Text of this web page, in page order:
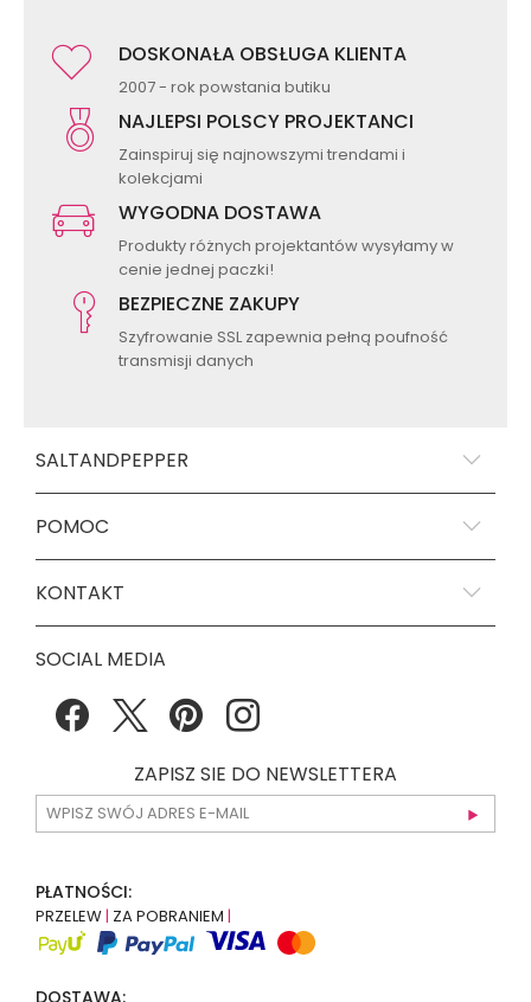
DOSKONAŁA OBSŁUGA KLIENTA
2007 - rok powstania butiku
NAJLEPSI POLSCY PROJEKTANCI
Zainspiruj się najnowszymi trendami i
kolekcjami
WYGODNA DOSTAWA
Produkty różnych projektantów wysyłamy w
cenie jednej paczki!
BEZPIECZNE ZAKUPY
Szyfrowanie SSL zapewnia pełną poufność
transmisji danych
SALTANDPEPPER
POMOC
KONTAKT
SOCIAL MEDIA
ZAPISZ SIE DO NEWSLETTERA
PŁATNOŚCI:
PRZELEW| ZA POBRANIEM |